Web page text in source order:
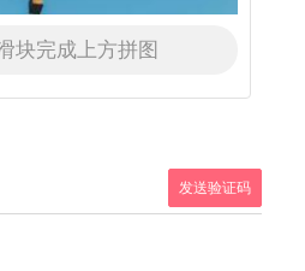
块完成上方拼图
发送验证码